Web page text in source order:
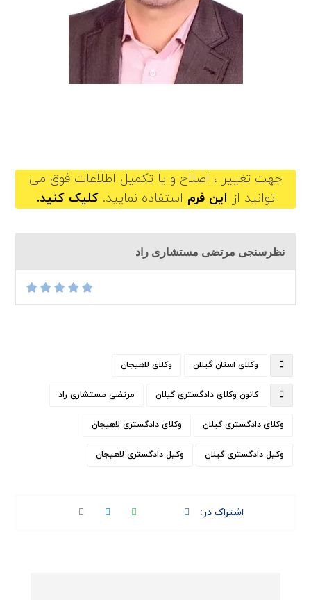
جهت تغییر ، اصلاح و یا تکمیل اطلاعات فوق می
توانید از این فرم استفاده نمایید. کلیک کنید.
نظرسنجی مرتضی مستشاری راد
وکلای استان گیلان وکلای لاهیجان
کانون وکلای دادگستری گیلان مرتضی مستشاری راد
وکلای دادگستری گیلان وکلای دادگستری لاهیجان
وکیل دادگستری گیلان وکیل دادگستری لاهیجان